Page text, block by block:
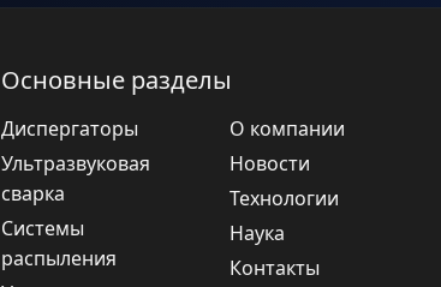
Основные разделы
Диспергаторы
Ультразвуковая
сварка
Системы
распыления
О компании
Новости
Технологии
Наука
Контакты